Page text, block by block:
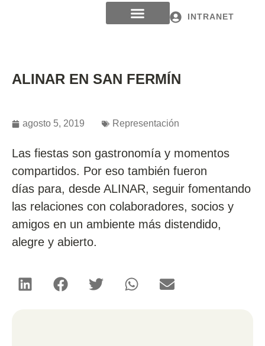
INTRANET
ALINAR EN SAN FERMÍN
agosto 5, 2019 Representación
Las fiestas son gastronomía y momentos
compartidos. Por eso también fueron
días para, desde ALINAR, seguir fomentando
las relaciones con colaboradores, socios y
amigos en un ambiente más distendido,
alegre y abierto.